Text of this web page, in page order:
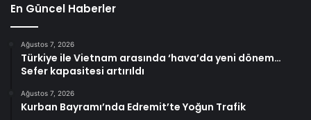
En Güncel Haberler
Ağustos 7, 2026
Türkiye ile Vietnam arasında ‘hava’da yeni dönem…
Sefer kapasitesi artırıldı
Ağustos 7, 2026
Kurban Bayramı’nda Edremit’te Yoğun Trafik